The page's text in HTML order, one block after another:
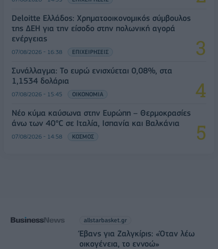
Deloitte Ελλάδος: Χρηματοοικονομικός σύμβουλος
της ΔΕΗ για την είσοδο στην πολωνική αγορά
ενέργειας
07/08/2026 - 16:38 ΕΠΙΧΕΙΡΗΣΕΙΣ
Συνάλλαγμα: Το ευρώ ενισχύεται 0,08%, στα
1,1534 δολάρια
07/08/2026 - 15:45 ΟΙΚΟΝΟΜΙΑ
Νέο κύμα καύσωνα στην Ευρώπη – Θερμοκρασίες
άνω των 40°C σε Ιταλία, Ισπανία και Βαλκάνια
07/08/2026 - 14:58 ΚΟΣΜΟΣ
allstarbasket.gr
Έβανς για Ζαλγκίρις: «Όταν λέω
οικογένεια, το εννοώ»